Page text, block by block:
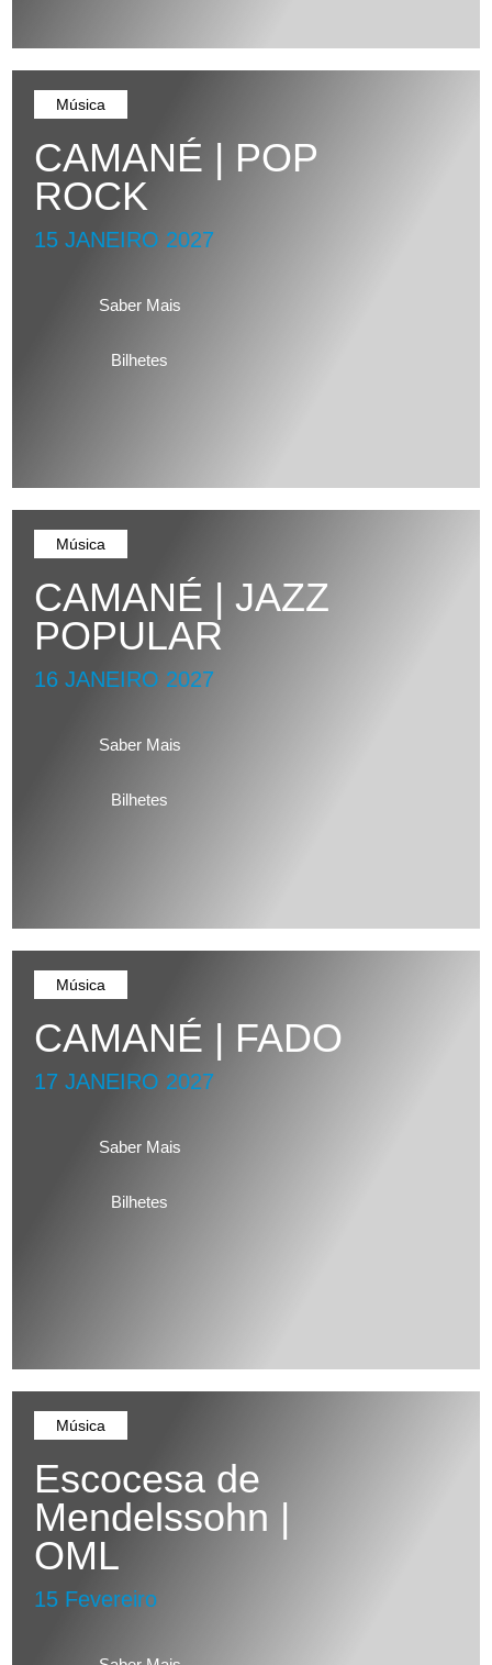
Música
CAMANÉ | POP
ROCK
15 JANEIRO 2027
Saber Mais
Bilhetes
Música
CAMANÉ | JAZZ
POPULAR
16 JANEIRO 2027
Saber Mais
Bilhetes
Música
CAMANÉ | FADO
17 JANEIRO 2027
Saber Mais
Bilhetes
Música
Escocesa de
Mendelssohn |
OML
15 Fevereiro